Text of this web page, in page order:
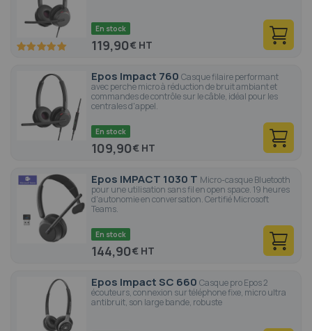
100 100
En stock
119,90€
Epos Impact 760 Casque filaire performant
avec perche micro à réduction de bruit ambiant et
commandes de contrôle sur le câble, idéal pour les
centrales d'appel.
En stock
109,90€
Epos IMPACT 1030 T Micro-casque Bluetooth
pour une utilisation sans fil en open space. 19 heures
d'autonomie en conversation. Certifié Microsoft
Teams.
En stock
144,90€
Epos Impact SC 660 Casque pro Epos 2
écouteurs, connexion sur téléphone fixe, micro ultra
antibruit, son large bande, robuste